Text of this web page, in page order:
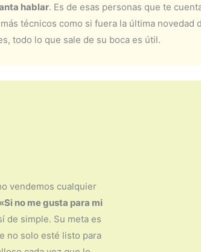
hablar. Es de esas personas que te
técnicos como si fuera la última novedad
todo lo que sale de su boca es útil.
vendemos cualquier
«Si no me gusta para mi
de simple. Su meta es
no solo esté listo para